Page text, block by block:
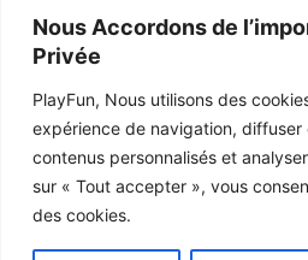
Nous Accordons de
Privée
PlayFun, Nous utilisons des
expérience de navigation, diffuser
contenus personnalisés et
sur « Tout accepter », vous
des cookies.
remboursements
Ressources, conseils et
astuces
Boutique
Qui sommes nous
Posez vos questions